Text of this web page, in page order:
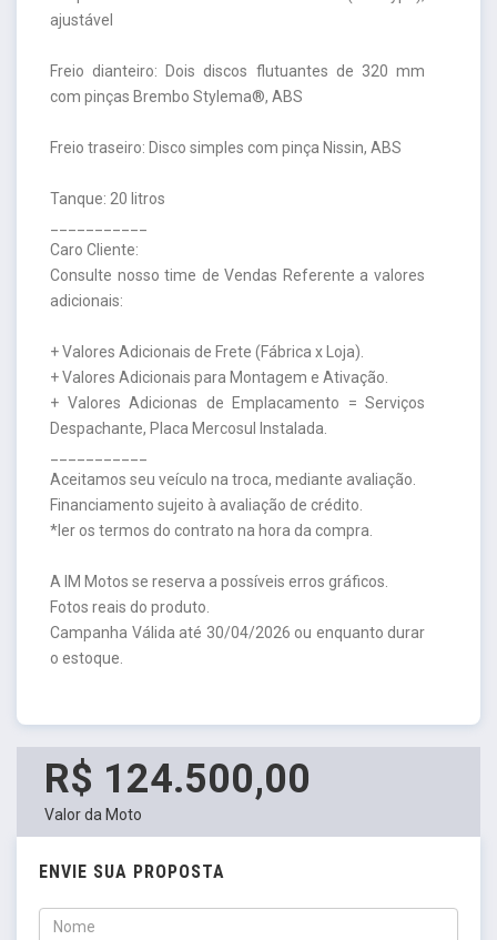
ajustável
Freio dianteiro: Dois discos flutuantes de 320 mm
com pinças Brembo Stylema®, ABS
Freio traseiro: Disco simples com pinça Nissin, ABS
Tanque: 20 litros
Caro Cliente:
Consulte nosso time de Vendas Referente a valores
adicionais:
+ Valores Adicionais de Frete (Fábrica x Loja).
+ Valores Adicionais para Montagem e Ativação.
+ Valores Adicionas de Emplacamento = Serviços
Despachante, Placa Mercosul Instalada.
Aceitamos seu veículo na troca, mediante avaliação.
Financiamento sujeito à avaliação de crédito.
*ler os termos do contrato na hora da compra.
A IM Motos se reserva a possíveis erros gráficos.
Fotos reais do produto.
Campanha Válida até 30/04/2026 ou enquanto durar
o estoque.
R$ 124.500,00
Valor da Moto
ENVIE SUA PROPOSTA